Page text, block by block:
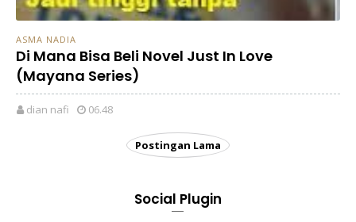
ASMA NADIA
Di Mana Bisa Beli Novel Just In Love
(Mayana Series)
dian nafi 06.48
Postingan Lama
Social Plugin